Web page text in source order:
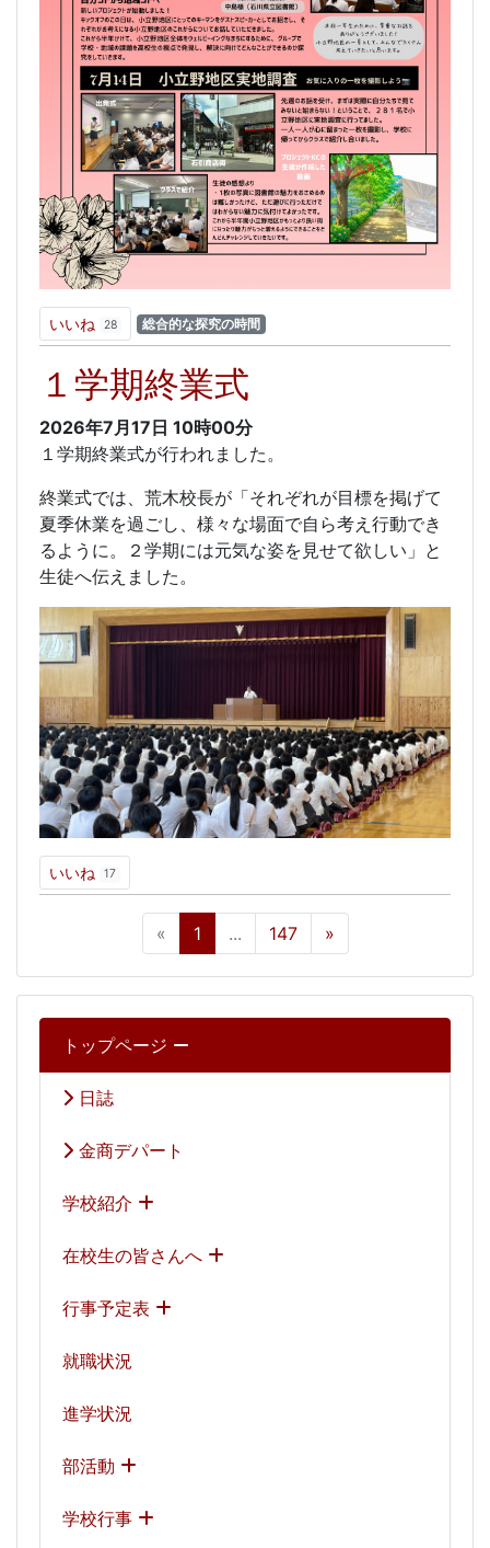
トップページ
日誌
金商デパート
学校紹介
在校生の皆さんへ
行事予定表
就職状況
進学状況
部活動
学校行事
いいね 28 総合的な探究の時間
１学期終業式
2026年7月17日 10時00分
１学期終業式が行われました。
終業式では、荒木校長が「それぞれが目標を掲げて
夏季休業を過ごし、様々な場面で自ら考え行動でき
るように。２学期には元気な姿を見せて欲しい」と
生徒へ伝えました。
いいね 17
« 1 ... 147 »